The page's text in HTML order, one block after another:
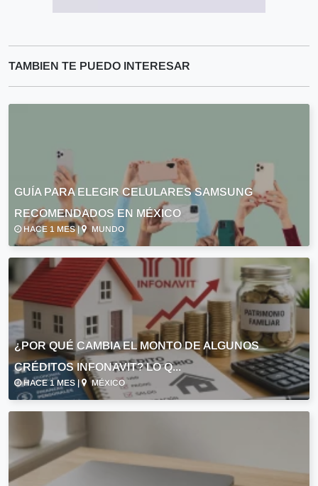
TAMBIEN TE PUEDO INTERESAR
GUÍA PARA ELEGIR CELULARES SAMSUNG
RECOMENDADOS EN MÉXICO
HACE 1 MES | MUNDO
¿POR QUÉ CAMBIA EL MONTO DE ALGUNOS
CRÉDITOS INFONAVIT? LO Q...
HACE 1 MES | MÉXICO